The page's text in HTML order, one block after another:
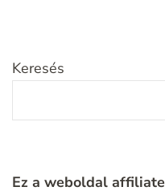
Keresés
Ez a weboldal